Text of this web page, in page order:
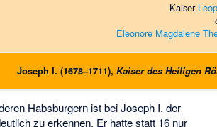
Kaiser
Eleonore Magdalene
Joseph I. (1678–1711),Kaiser des Heiligen
Habsburgern ist bei Joseph I. der
zu erkennen. Er hatte statt 16 nur